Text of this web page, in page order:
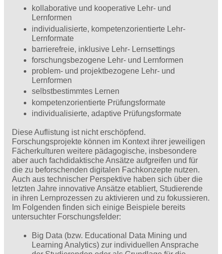
kollaborative und kooperative Lehr- und
Lernformen
individualisierte, kompetenzorientierte Lehr-
Lernformate
barrierefreie, inklusive Lehr- Lernsettings
forschungsbezogene Lehr- und Lernformen
problem- und projektbezogene Lehr- und
Lernformen
selbstbestimmtes Lernen
kompetenzorientierte Prüfungsformate
individualisierte, adaptive Prüfungsformate
Diese Auflistung ist nicht erschöpfend.
Forschungsprojekte können im Kontext ihrer jeweiligen
Fächerkulturen weitere pädagogische, insbesondere
aber auch fachdidaktische Ansätze aufgreifen und für
die zu beforschenden digitalen Fachkonzepte nutzen.
Auch aus technischer Perspektive haben sich über die
letzten Jahre innovative Ansätze etabliert, Studierende
in ihren Lernprozessen zu aktivieren und zu fokussieren.
Im Folgenden finden sich einige Beispiele bereits
untersuchter Forschungsfelder:
Big Data (bzw. Educational Data Mining und
Learning Analytics) zur individuellen Ansprache